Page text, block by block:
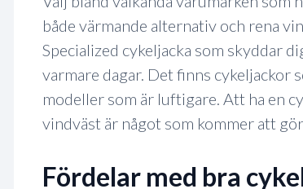
både värmande alternativ och rena
Specialized cykeljacka som skyddar
varmare dagar. Det finns cykeljackor
modeller som är luftigare. Att ha en
vindväst är något som kommer att
fördelar med bra